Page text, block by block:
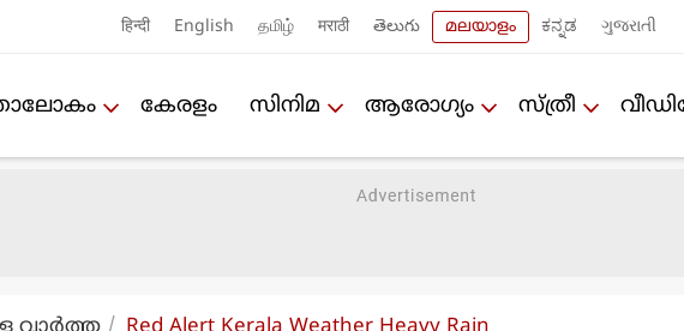
हिन्दी English தமிழ் मराठी తెలుగు മലയാളം ಕನ್ನಡ ગુજરાતી
കേരളം സിനിമ ആരോഗ്യം സ്ത്രീ